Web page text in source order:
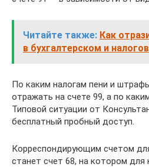
Читайте также: Как
в бухгалтерском и
По каким налогам пени и
отражать на счете 99, а по
Типовой ситуации от
бесплатный пробный доступ.
Корреспондирующим счетом
станет счет 68, на котором для